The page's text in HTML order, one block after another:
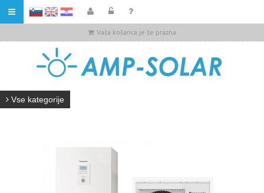
HR
Vaša košarica je še prazna
Vse kategorije